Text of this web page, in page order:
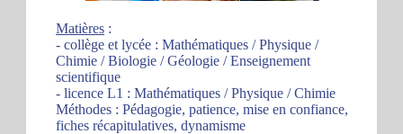
Matières :
- collège et lycée : Mathématiques / Physique /
Chimie / Biologie / Géologie / Enseignement
scientifique
- licence L1 : Mathématiques / Physique / Chimie
Méthodes : Pédagogie, patience, mise en confiance,
fiches récapitulatives, dynamisme